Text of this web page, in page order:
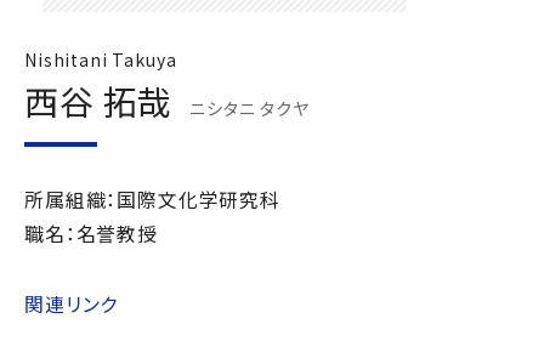
Nishitani Takuya
西谷 拓哉 ニシタニ タクヤ
所属組織：国際文化学研究科
職名：名誉教授
関連リンク